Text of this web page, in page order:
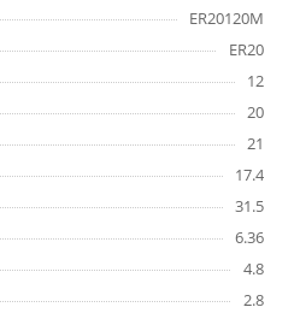
ER20120M
ER20
12
20
21
17.4
31.5
6.36
4.8
2.8